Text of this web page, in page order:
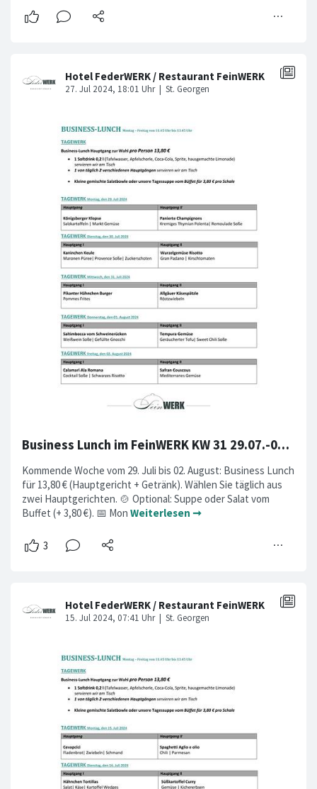
Business Lunch im FeinWERK KW 31 29.07.-02.08.2024
Kommende Woche vom 29. Juli bis 02. August: Business Lunch
für 13,80 € (Hauptgericht + Getränk). Wählen Sie täglich aus
zwei Hauptgerichten. 🍲 Optional: Suppe oder Salat vom
Buffet (+ 3,80 €). 📅 Mon Weiterlesen ➞